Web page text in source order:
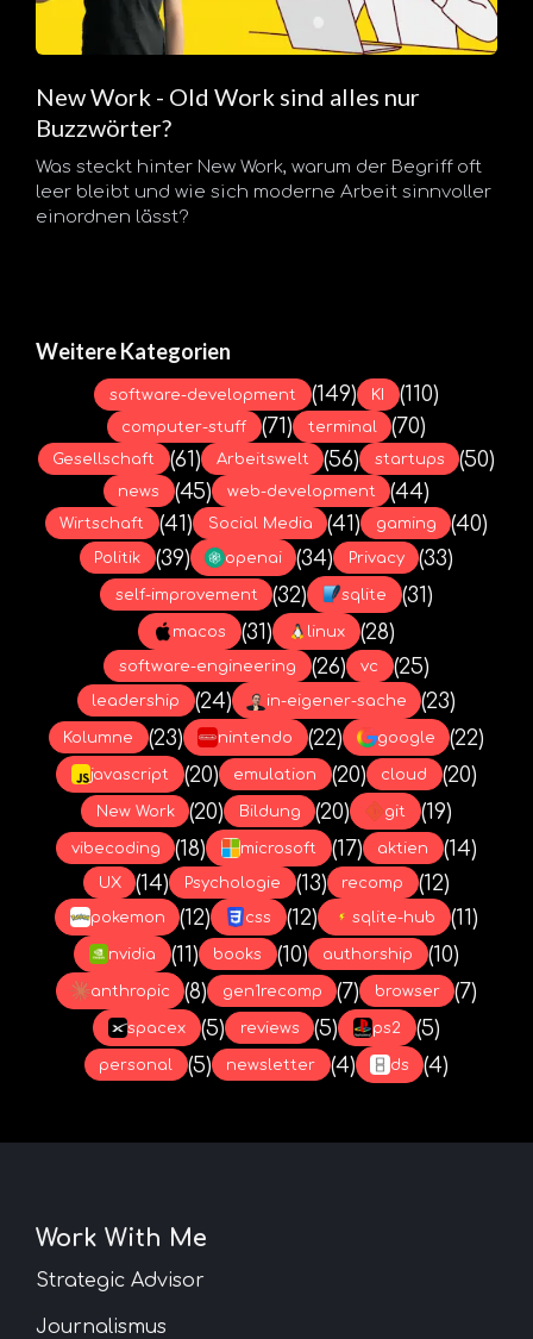
New Work - Old Work sind alles nur
Buzzwörter?
Was steckt hinter New Work, warum der Begriff oft
leer bleibt und wie sich moderne Arbeit sinnvoller
einordnen lässt?
Weitere Kategorien
software-development (149) KI (110)
computer-stuff (71) terminal (70)
Gesellschaft (61) Arbeitswelt (56) startups (50)
news (45) web-development (44)
Wirtschaft (41) Social Media (41) gaming (40)
Politik (39) openai (34) Privacy (33)
self-improvement (32) sqlite (31)
macos (31) linux (28)
software-engineering (26) vc (25)
leadership (24) in-eigener-sache (23)
Kolumne (23) nintendo (22) google (22)
javascript (20) emulation (20) cloud (20)
New Work (20) Bildung (20) git (19)
vibecoding (18) microsoft (17) aktien (14)
UX (14) Psychologie (13) recomp (12)
pokemon (12) css (12) sqlite-hub (11)
nvidia (11) books (10) authorship (10)
anthropic (8) gen1recomp (7) browser (7)
spacex (5) reviews (5) ps2 (5)
personal (5) newsletter (4) ds (4)
Work With Me
Strategic Advisor
Journalismus